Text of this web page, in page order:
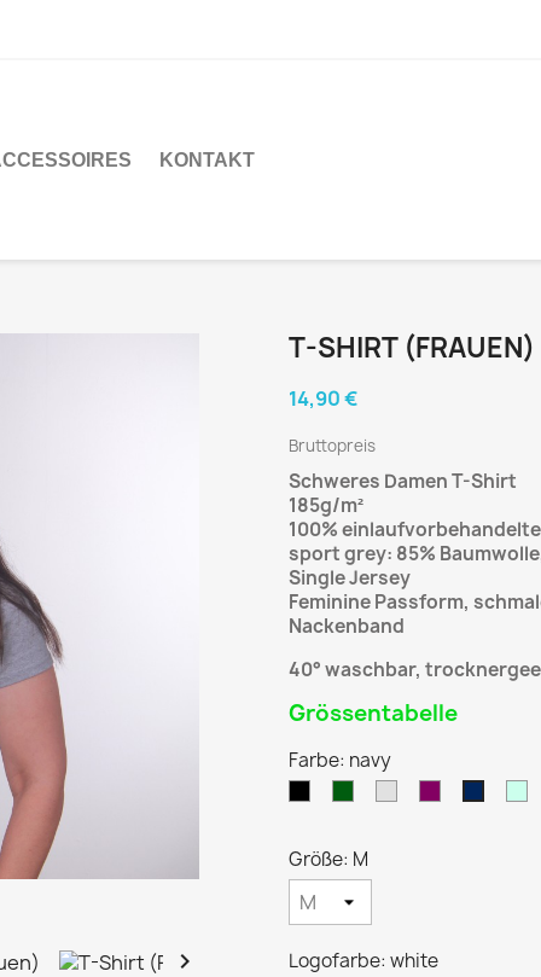
KONTAKT

T-SHIRT (FRAUEN)
14,90 €
Bruttopreis
Schweres Damen T-Shirt
185g/m²
100%
sport grey: 85%
Single Jersey
Feminine Passform,
Nackenband
40° waschbar,
Grössentabelle
Farbe: navy
Größe: M
Logofarbe: white